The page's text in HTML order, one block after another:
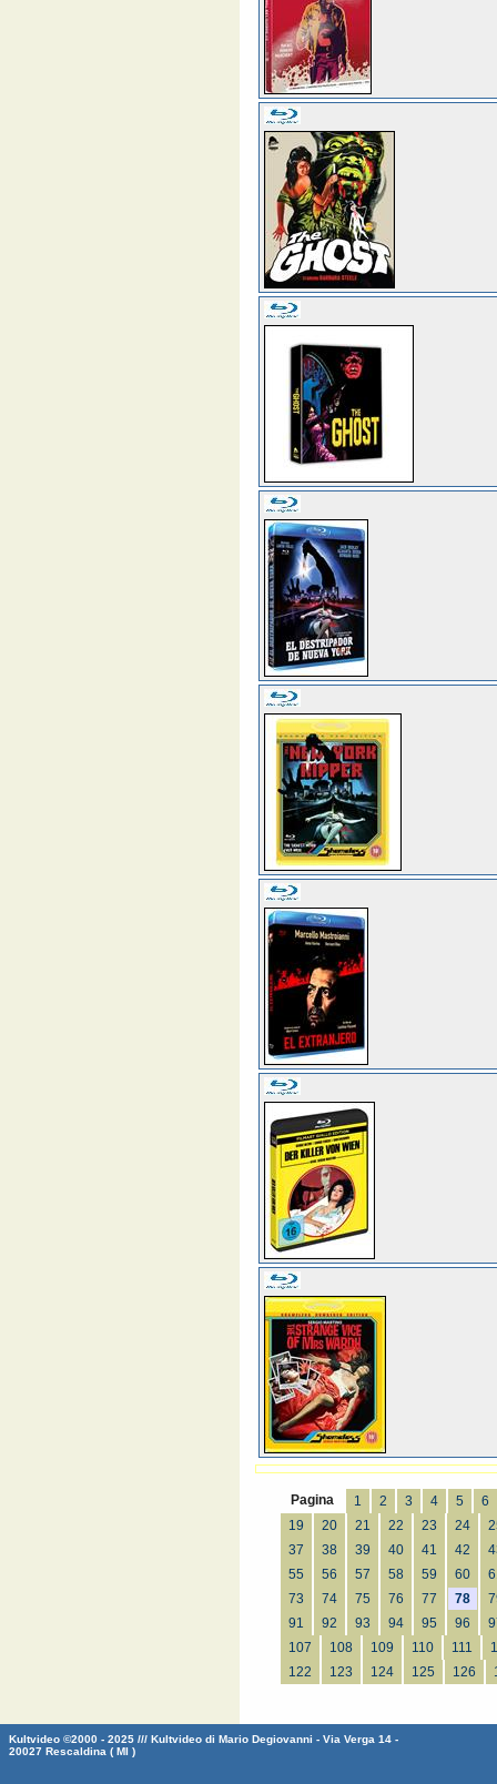
Pagina 1 2 3 4 5
6
19
20 21 22 23 24
37
38 39 40 41 42
55
56 57 58 59 60
73
74 75 76 77 78
91
92 93 94 95 96
107
108 109 110 111
122
123 124 125 126
Kultvideo ©2000 - 2025 /// Kultvideo di Mario Degiovanni - Via Verga 14 -
20027 Rescaldina ( MI )